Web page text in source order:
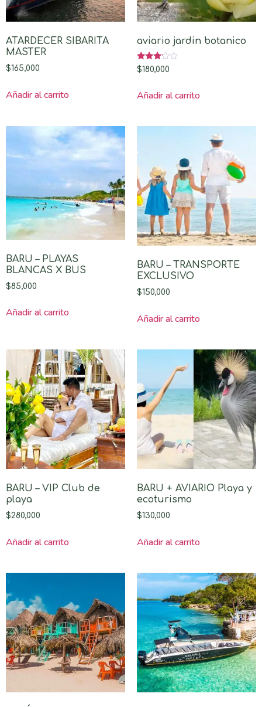
ATARDECER SIBARITA
MASTER
$165,000
Añadir al carrito
aviario jardin botanico
Valorado
con
$180,000
Añadir al carrito
BARU – PLAYAS
BLANCAS X BUS
$85,000
Añadir al carrito
BARU – TRANSPORTE
EXCLUSIVO
$150,000
Añadir al carrito
BARU – VIP Club de
playa
$280,000
Añadir al carrito
BARU + AVIARIO Playa y
ecoturismo
$130,000
Añadir al carrito